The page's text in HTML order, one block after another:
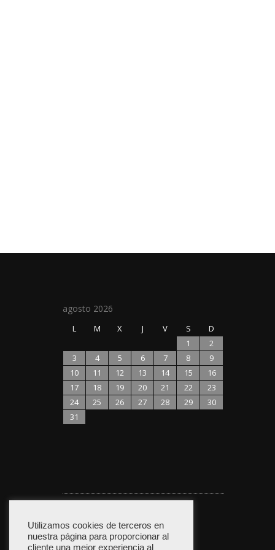
agosto 2026
L M X J V S
D
1
2
3
4 5 6 7 8
9
10
11 12 13 14 15
16
17
18 19 20 21 22
23
24
25 26 27 28 29
30
31
Utilizamos cookies de terceros en
nuestra página para proporcionar al
cliente una mejor experiencia al